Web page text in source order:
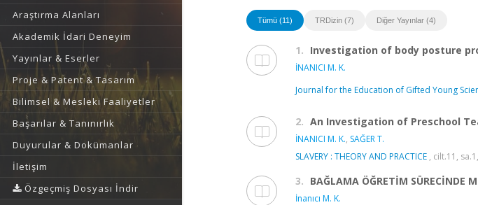
Araştırma Alanları
Akademik İdari Deneyim
Yayınlar & Eserler
Proje & Patent & Tasarım
Bilimsel & Mesleki Faaliyetler
Başarılar & Tanınırlık
Duyurular & Dokümanlar
İletişim
Özgeçmiş Dosyası İndir
Tümü (11) TRDizin (7) Diğer Yayınlar (4)
1. Investigation of body posture
İNANICI M. K.
Journal for the Education of Gifted Young
2. An Investigation of Preschool
İNANICI M. K., SAĞER T.
SLAVERY : THEORY AND PRACTICE , cilt.11,
3. BAĞLAMA ÖĞRETİM SÜRECİNDE
İnanıcı M. K.